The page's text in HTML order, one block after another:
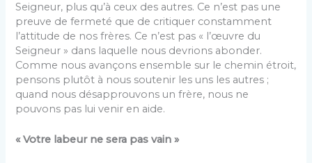
Seigneur, plus qu’à ceux des autres. Ce n’est pas une
preuve de fermeté que de critiquer constamment
l’attitude de nos frères. Ce n’est pas « l’œuvre du
Seigneur » dans laquelle nous devrions abonder.
Comme nous avançons ensemble sur le chemin étroit,
pensons plutôt à nous soutenir les uns les autres ;
quand nous désapprouvons un frère, nous ne
pouvons pas lui venir en aide.
« Votre labeur ne sera pas vain »